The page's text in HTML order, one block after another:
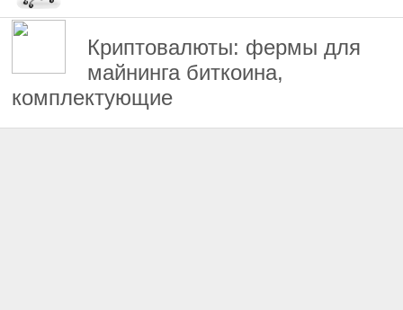
Криптовалюты: фермы для
майнинга биткоина,
комплектующие